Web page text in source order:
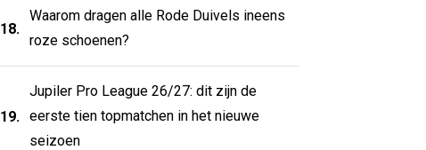
18.
Waarom dragen alle Rode Duivels ineens
roze schoenen?
19.
Jupiler Pro League 26/27: dit zijn de
eerste tien topmatchen in het nieuwe
seizoen